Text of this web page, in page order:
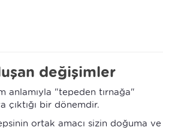
değişimler
anlamıyla "tepeden tırnağa"
çıktığı bir dönemdir.
ortak amacı sizin doğuma ve